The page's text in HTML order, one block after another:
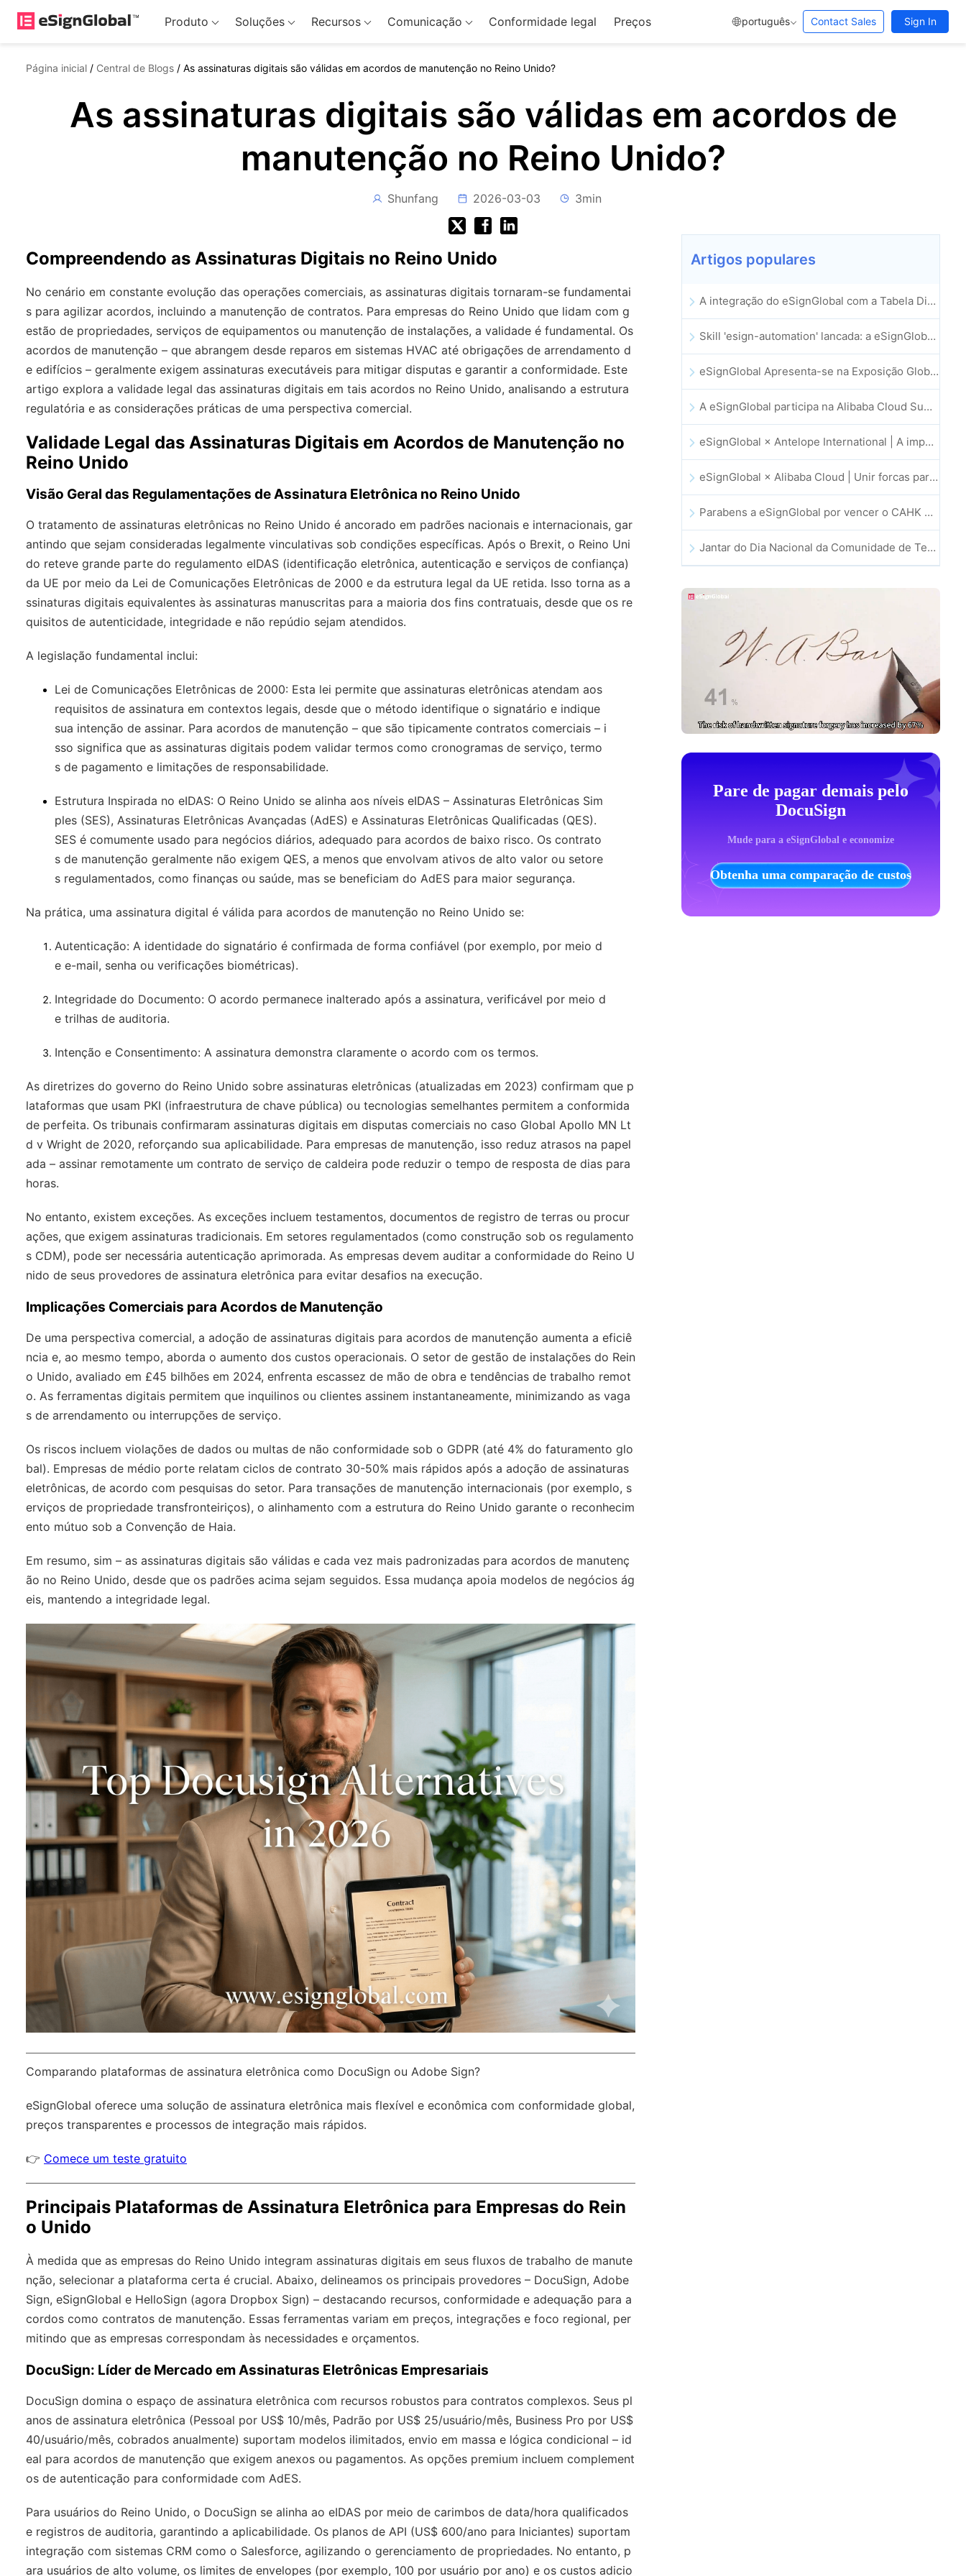
Produto Soluções Recursos Comunicação Conformidade legal Preços português Contact Sales Sign In
Página inicial / Central de Blogs / As assinaturas digitais são válidas em acordos de manutenção no Reino Unido?
As assinaturas digitais são válidas em acordos de
manutenção no Reino Unido?
Shunfang 2026-03-03 3min
Compreendendo as Assinaturas Digitais no Reino Unido
No cenário em constante evolução das operações comerciais, as assinaturas digitais tornaram-se fundamentai
s para agilizar acordos, incluindo a manutenção de contratos. Para empresas do Reino Unido que lidam com g
estão de propriedades, serviços de equipamentos ou manutenção de instalações, a validade é fundamental. Os
acordos de manutenção – que abrangem desde reparos em sistemas HVAC até obrigações de arrendamento d
e edifícios – geralmente exigem assinaturas executáveis para mitigar disputas e garantir a conformidade. Este
artigo explora a validade legal das assinaturas digitais em tais acordos no Reino Unido, analisando a estrutura
regulatória e as considerações práticas de uma perspectiva comercial.
Validade Legal das Assinaturas Digitais em Acordos de Manutenção no
Reino Unido
Visão Geral das Regulamentações de Assinatura Eletrônica no Reino Unido
O tratamento de assinaturas eletrônicas no Reino Unido é ancorado em padrões nacionais e internacionais, gar
antindo que sejam consideradas legalmente vinculativas sob condições específicas. Após o Brexit, o Reino Uni
do reteve grande parte do regulamento eIDAS (identificação eletrônica, autenticação e serviços de confiança)
da UE por meio da Lei de Comunicações Eletrônicas de 2000 e da estrutura legal da UE retida. Isso torna as a
ssinaturas digitais equivalentes às assinaturas manuscritas para a maioria dos fins contratuais, desde que os re
quisitos de autenticidade, integridade e não repúdio sejam atendidos.
A legislação fundamental inclui:
Lei de Comunicações Eletrônicas de 2000: Esta lei permite que assinaturas eletrônicas atendam aos
requisitos de assinatura em contextos legais, desde que o método identifique o signatário e indique
sua intenção de assinar. Para acordos de manutenção – que são tipicamente contratos comerciais – i
sso significa que as assinaturas digitais podem validar termos como cronogramas de serviço, termo
s de pagamento e limitações de responsabilidade.
Estrutura Inspirada no eIDAS: O Reino Unido se alinha aos níveis eIDAS – Assinaturas Eletrônicas Sim
ples (SES), Assinaturas Eletrônicas Avançadas (AdES) e Assinaturas Eletrônicas Qualificadas (QES).
SES é comumente usado para negócios diários, adequado para acordos de baixo risco. Os contrato
s de manutenção geralmente não exigem QES, a menos que envolvam ativos de alto valor ou setore
s regulamentados, como finanças ou saúde, mas se beneficiam do AdES para maior segurança.
Na prática, uma assinatura digital é válida para acordos de manutenção no Reino Unido se:
Autenticação: A identidade do signatário é confirmada de forma confiável (por exemplo, por meio d
e e-mail, senha ou verificações biométricas).
Integridade do Documento: O acordo permanece inalterado após a assinatura, verificável por meio d
e trilhas de auditoria.
Intenção e Consentimento: A assinatura demonstra claramente o acordo com os termos.
As diretrizes do governo do Reino Unido sobre assinaturas eletrônicas (atualizadas em 2023) confirmam que p
lataformas que usam PKI (infraestrutura de chave pública) ou tecnologias semelhantes permitem a conformida
de perfeita. Os tribunais confirmaram assinaturas digitais em disputas comerciais no caso Global Apollo MN Lt
d v Wright de 2020, reforçando sua aplicabilidade. Para empresas de manutenção, isso reduz atrasos na papel
ada – assinar remotamente um contrato de serviço de caldeira pode reduzir o tempo de resposta de dias para
horas.
No entanto, existem exceções. As exceções incluem testamentos, documentos de registro de terras ou procur
ações, que exigem assinaturas tradicionais. Em setores regulamentados (como construção sob os regulamento
s CDM), pode ser necessária autenticação aprimorada. As empresas devem auditar a conformidade do Reino U
nido de seus provedores de assinatura eletrônica para evitar desafios na execução.
Implicações Comerciais para Acordos de Manutenção
De uma perspectiva comercial, a adoção de assinaturas digitais para acordos de manutenção aumenta a eficiê
ncia e, ao mesmo tempo, aborda o aumento dos custos operacionais. O setor de gestão de instalações do Rein
o Unido, avaliado em £45 bilhões em 2024, enfrenta escassez de mão de obra e tendências de trabalho remot
o. As ferramentas digitais permitem que inquilinos ou clientes assinem instantaneamente, minimizando as vaga
s de arrendamento ou interrupções de serviço.
Os riscos incluem violações de dados ou multas de não conformidade sob o GDPR (até 4% do faturamento glo
bal). Empresas de médio porte relatam ciclos de contrato 30-50% mais rápidos após a adoção de assinaturas
eletrônicas, de acordo com pesquisas do setor. Para transações de manutenção internacionais (por exemplo, s
erviços de propriedade transfronteiriços), o alinhamento com a estrutura do Reino Unido garante o reconhecim
ento mútuo sob a Convenção de Haia.
Em resumo, sim – as assinaturas digitais são válidas e cada vez mais padronizadas para acordos de manutenç
ão no Reino Unido, desde que os padrões acima sejam seguidos. Essa mudança apoia modelos de negócios ág
eis, mantendo a integridade legal.
Comparando plataformas de assinatura eletrônica como DocuSign ou Adobe Sign?
eSignGlobal oferece uma solução de assinatura eletrônica mais flexível e econômica com conformidade global,
preços transparentes e processos de integração mais rápidos.
👉 Comece um teste gratuito
Principais Plataformas de Assinatura Eletrônica para Empresas do Rein
o Unido
À medida que as empresas do Reino Unido integram assinaturas digitais em seus fluxos de trabalho de manute
nção, selecionar a plataforma certa é crucial. Abaixo, delineamos os principais provedores – DocuSign, Adobe
Sign, eSignGlobal e HelloSign (agora Dropbox Sign) – destacando recursos, conformidade e adequação para a
cordos como contratos de manutenção. Essas ferramentas variam em preços, integrações e foco regional, per
mitindo que as empresas correspondam às necessidades e orçamentos.
DocuSign: Líder de Mercado em Assinaturas Eletrônicas Empresariais
DocuSign domina o espaço de assinatura eletrônica com recursos robustos para contratos complexos. Seus pl
anos de assinatura eletrônica (Pessoal por US$ 10/mês, Padrão por US$ 25/usuário/mês, Business Pro por US$
40/usuário/mês, cobrados anualmente) suportam modelos ilimitados, envio em massa e lógica condicional – id
eal para acordos de manutenção que exigem anexos ou pagamentos. As opções premium incluem complement
os de autenticação para conformidade com AdES.
Para usuários do Reino Unido, o DocuSign se alinha ao eIDAS por meio de carimbos de data/hora qualificados
e registros de auditoria, garantindo a aplicabilidade. Os planos de API (US$ 600/ano para Iniciantes) suportam
integração com sistemas CRM como o Salesforce, agilizando o gerenciamento de propriedades. No entanto, p
ara usuários de alto volume, os limites de envelopes (por exemplo, 100 por usuário por ano) e os custos adicio
Artigos populares
A integração do eSignGlobal com a Tabela Dinâmica do Lark é oficialmente lançada: assinatura e arquivamento automatizados de contratos eletrónicos
Skill 'esign-automation' lancada: a eSignGlobal capacita a OpenClaw com assinaturas eletrónicas automatizadas
eSignGlobal Apresenta-se na Exposição Global de Inovação GIS 2025
A eSignGlobal participa na Alibaba Cloud Summit 2025 em Hong Kong, impulsionando a inovação na cloud orientada por IA e a confiança digital
eSignGlobal × Antelope International | A impulsionar fluxos de trabalho digitais seguros e orientados por IA
eSignGlobal × Alibaba Cloud | Unir forcas para reforcar a confianca digital global no setor fintech
Parabens a eSignGlobal por vencer o CAHK STAR Award 2025!
Jantar do Dia Nacional da Comunidade de Tecnologia e Inovacao de Hong Kong
Pare de pagar demais pelo
DocuSign
Mude para a eSignGlobal e economize
Obtenha uma comparação de custos